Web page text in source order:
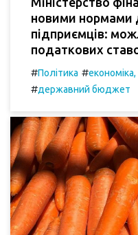
новими нормами
підприємців:
податкових
#Політика #економіка,
#державний бюджет